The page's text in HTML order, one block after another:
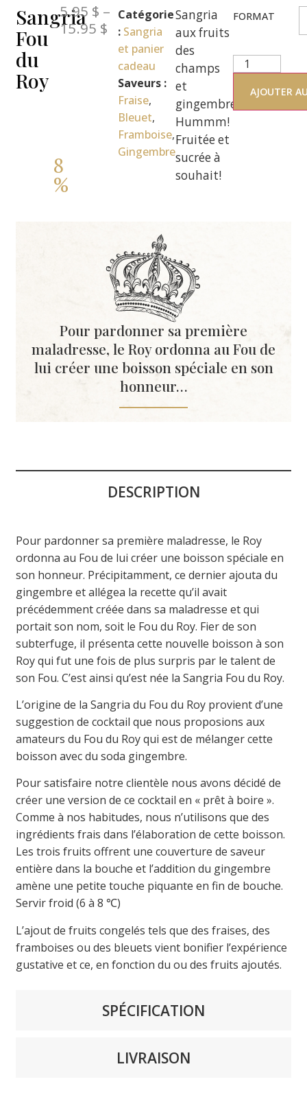
Sangria
Fou
du
Roy
8
%
5.95 $ –
15.95 $
Catégorie
: Sangria
et panier
cadeau
Saveurs :
Fraise,
Bleuet,
Framboise,
Gingembre
Sangria
aux fruits
des
champs
et
gingembre.
Hummm!
Fruitée et
sucrée à
souhait!
FORMAT
AJOUTER
Pour pardonner sa première
maladresse, le Roy ordonna au Fou de
lui créer une boisson spéciale en son
honneur…
DESCRIPTION
SPÉCIFICATION
LIVRAISON
Pour pardonner sa première maladresse, le Roy
ordonna au Fou de lui créer une boisson spéciale en
son honneur. Précipitamment, ce dernier ajouta du
gingembre et allégea la recette qu’il avait
précédemment créée dans sa maladresse et qui
portait son nom, soit le Fou du Roy. Fier de son
subterfuge, il présenta cette nouvelle boisson à son
Roy qui fut une fois de plus surpris par le talent de
son Fou. C’est ainsi qu’est née la Sangria Fou du Roy.
L’origine de la Sangria du Fou du Roy provient d’une
suggestion de cocktail que nous proposions aux
amateurs du Fou du Roy qui est de mélanger cette
boisson avec du soda gingembre.
Pour satisfaire notre clientèle nous avons décidé de
créer une version de ce cocktail en « prêt à boire ».
Comme à nos habitudes, nous n’utilisons que des
ingrédients frais dans l’élaboration de cette boisson.
Les trois fruits offrent une couverture de saveur
entière dans la bouche et l’addition du gingembre
amène une petite touche piquante en fin de bouche.
Servir froid (6 à 8 ℃)
L’ajout de fruits congelés tels que des fraises, des
framboises ou des bleuets vient bonifier l’expérience
gustative et ce, en fonction du ou des fruits ajoutés.